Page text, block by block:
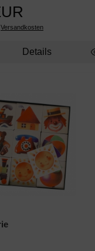
Versandkosten
Details